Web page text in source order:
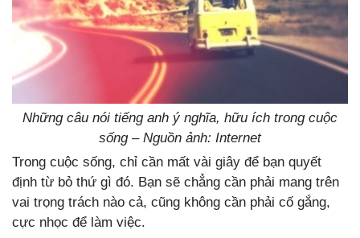
Những câu nói tiếng anh ý nghĩa, hữu ích trong cuộc
sống – Nguồn ảnh: Internet
Trong cuộc sống, chỉ cần mất vài giây để bạn quyết
định từ bỏ thứ gì đó. Bạn sẽ chẳng cần phải mang trên
vai trọng trách nào cả, cũng không cần phải cố gắng,
cực nhọc để làm việc.